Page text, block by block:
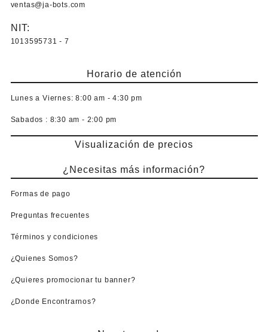
ventas@ja-bots.com
NIT:
1013595731 - 7
Horario de atención
Lunes a Viernes: 8:00 am - 4:30 pm
Sabados : 8:30 am - 2:00 pm
Visualización de precios
¿Necesitas más información?
Formas de pago
Preguntas frecuentes
Términos y condiciones
¿Quienes Somos?
¿Quieres promocionar tu banner?
¿Donde Encontrarnos?